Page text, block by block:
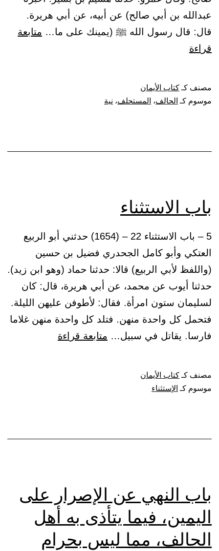
يمينه
عبدالله بن أبي صالح) عن أبيه، عن أبي هريرة.
قال: قال رسول الله ﷺ (يمينك على ما… متابعة
قراءة
على
مصنف كـ كتاب الأيمان
موسوم كـ الحالف، المستحلف، نية
باب الاستثناء
5 – باب الاستثناء 22 – (1654) حدثني أبو الربيع
العتكي وأبو كامل الجحدري فضيل بن حسين
(واللفظ لأبي الربيع) قالا: حدثنا حماد (وهو ابن زيد).
حدثنا أيوب عن محمد، عن أبي هريرة، قال: كان
لسليمان ستون امرأة. فقال: لأطوفن عليهن الليلة.
فتحمل كل واحدة منهن. فتلد كل واحدة منهن غلاما
فارسا. يقاتل في سبيل… متابعة قراءة
مصنف كـ كتاب الأيمان
موسوم كـ الإستثناء
باب النهي عن الإصرار على
اليمين، فيما يتأذى به أهل
الحالف، مما ليس بحرام